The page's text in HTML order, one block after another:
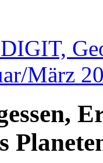
März